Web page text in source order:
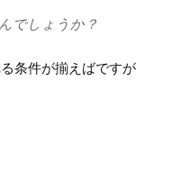
でしょうか？
条件が揃えばですが